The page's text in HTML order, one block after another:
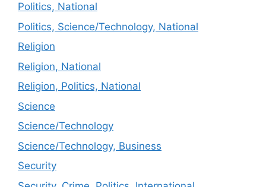
Politics, National
Politics, Science/Technology, National
Religion
Religion, National
Religion, Politics, National
Science
Science/Technology
Science/Technology, Business
Security